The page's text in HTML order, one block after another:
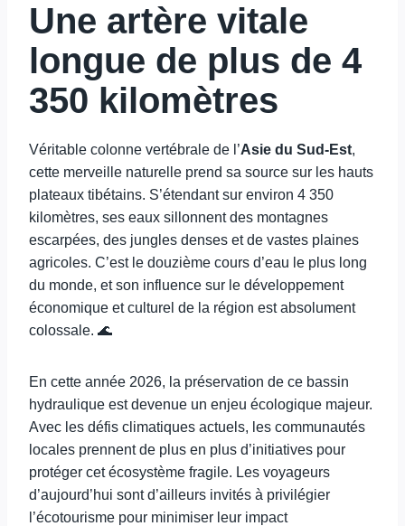
Une artère vitale
longue de plus de 4
350 kilomètres
Véritable colonne vertébrale de l’Asie du Sud-Est,
cette merveille naturelle prend sa source sur les hauts
plateaux tibétains. S’étendant sur environ 4 350
kilomètres, ses eaux sillonnent des montagnes
escarpées, des jungles denses et de vastes plaines
agricoles. C’est le douzième cours d’eau le plus long
du monde, et son influence sur le développement
économique et culturel de la région est absolument
colossale. 🌊
En cette année 2026, la préservation de ce bassin
hydraulique est devenue un enjeu écologique majeur.
Avec les défis climatiques actuels, les communautés
locales prennent de plus en plus d’initiatives pour
protéger cet écosystème fragile. Les voyageurs
d’aujourd’hui sont d’ailleurs invités à privilégier
l’écotourisme pour minimiser leur impact